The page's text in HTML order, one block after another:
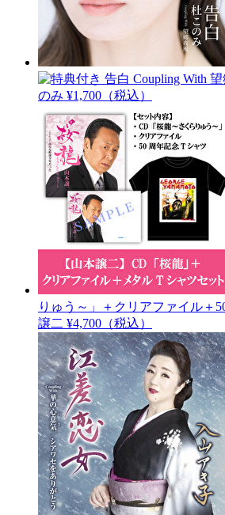
告白 Coupling With
のみ ¥1,700（税込）
りゅう～」＋クリアファイル＋
譲二 ¥4,700（税込）